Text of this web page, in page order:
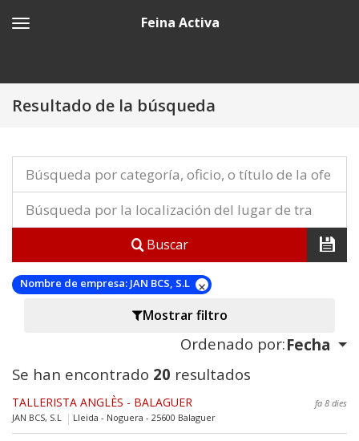
Feina Activa
Resultado de la búsqueda
Buscar
Nombre de empresa: JAN BCS, S.L
Mostrar filtro
Ordenado por:Fecha
Se han encontrado 20 resultados
TALLERISTA ANGLÈS - BALAGUER
fa 8 dies
JAN BCS, S.L
Lleida - Noguera - 25600 Balaguer